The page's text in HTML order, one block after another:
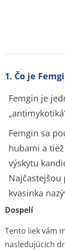
1. Čo je
Femgin je
Femgin sa
hubami a
výskytu
kvasinka
Dospelí
Tento liek vám
nasledujúcich